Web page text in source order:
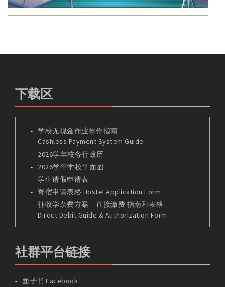
下载区
学校无现金作业操作指南
Cashless Payment System Guide
2026学年校务行政历
2026学年学校平面图
学生请假申请表
寄宿申请表格 Hostel Application Form
征收学杂费方案 – 直接缴费 指南和表格
Direct Debit Guide & Authorization Form
社群平台链接
面子书 Facebook